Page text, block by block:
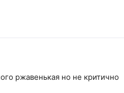
ржавенькая но не критично